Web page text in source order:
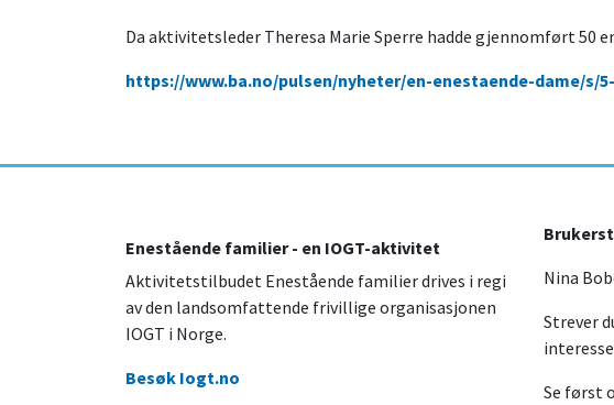
Da aktivitetsleder Theresa Marie Sperre hadde gjennomført 50
https://www.ba.no/pulsen/nyheter/en-enestaende-dame/s/5-
Enestående familier - en IOGT-aktivitet
Aktivitetstilbudet Enestående familier drives i regi
av den landsomfattende frivillige organisasjonen
IOGT i Norge.
Besøk Iogt.no
Nina
Strever
Se først